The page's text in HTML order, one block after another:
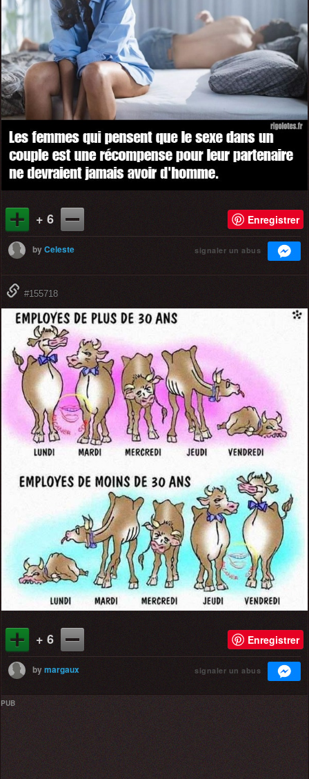
+ 6 Enregistrer
byCeleste signaler un abus
#155718
+ 6 Enregistrer
bymargaux signaler un abus
PUB